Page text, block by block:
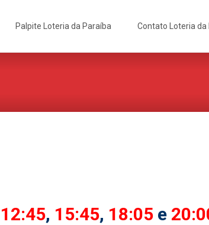
Palpite Loteria da Paraíba Contato Loteria da
12:45, 15:45, 18:05 e